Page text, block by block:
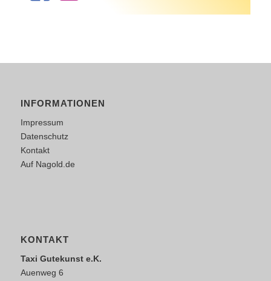
INFORMATIONEN
Impressum
Datenschutz
Kontakt
Auf Nagold.de
KONTAKT
Taxi Gutekunst e.K.
Auenweg 6